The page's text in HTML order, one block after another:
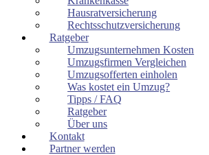
Hausratversicherung
Rechtsschutzversicherung
Ratgeber
Umzugsunternehmen Kosten
Umzugsfirmen Vergleichen
Umzugsofferten einholen
Was kostet ein Umzug?
Tipps / FAQ
Ratgeber
Über uns
Kontakt
Partner werden